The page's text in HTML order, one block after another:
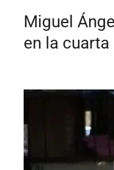
Miguel
en la cuarta